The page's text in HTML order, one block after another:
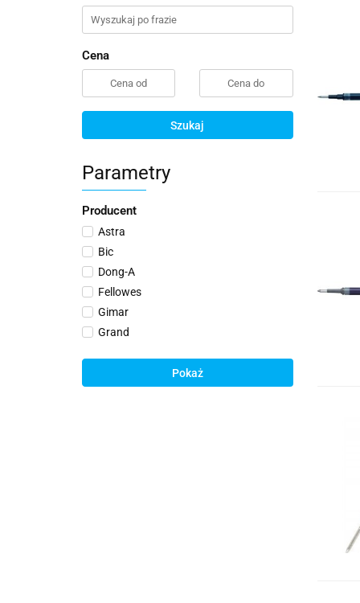
Cena
Szukaj
Parametry
Producent
Astra
Bic
Dong-A
Fellowes
Gimar
Grand
Pokaż